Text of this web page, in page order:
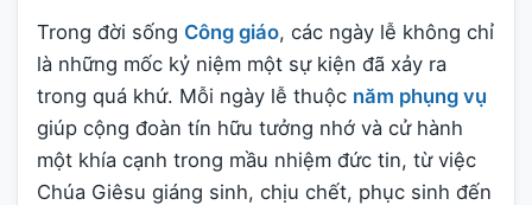
Trong đời sống Công giáo, các ngày lễ không chỉ
là những mốc kỷ niệm một sự kiện đã xảy ra
trong quá khứ. Mỗi ngày lễ thuộc năm phụng vụ
giúp cộng đoàn tín hữu tưởng nhớ và cử hành
một khía cạnh trong mầu nhiệm đức tin, từ việc
Chúa Giêsu giáng sinh, chịu chết, phục sinh đến